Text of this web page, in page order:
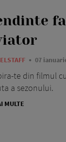
07
te din filmul
a sezonului.
MULTE